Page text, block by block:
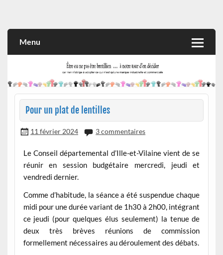
et commerciale
Menu
Pour un plat de lentilles
11 février 2024 3 commentaires
Le Conseil départemental d’Ille-et-Vilaine vient de se
réunir en session budgétaire mercredi, jeudi et
vendredi dernier.
Comme d’habitude, la séance a été suspendue chaque
midi pour une durée variant de 1h30 à 2h00, intégrant
ce jeudi (pour quelques élus seulement) la tenue de
deux très brèves réunions de commission
formellement nécessaires au déroulement des débats.